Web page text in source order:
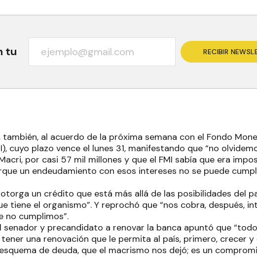
tu RECIBIR
también, al acuerdo de la próxima semana con el Fondo
cuyo plazo vence el lunes 31, manifestando que “no
por casi 57 mil millones y que el FMI sabía que era
un endeudamiento con esos intereses no se puede
otorga un crédito que está más allá de las posibilidades del
tiene el organismo”. Y reprochó que “nos cobra, después,
no cumplimos”.
senador y precandidato a renovar la banca apuntó que
una renovación que le permita al país, primero, crecer y
de deuda, que el macrismo nos dejó; es un